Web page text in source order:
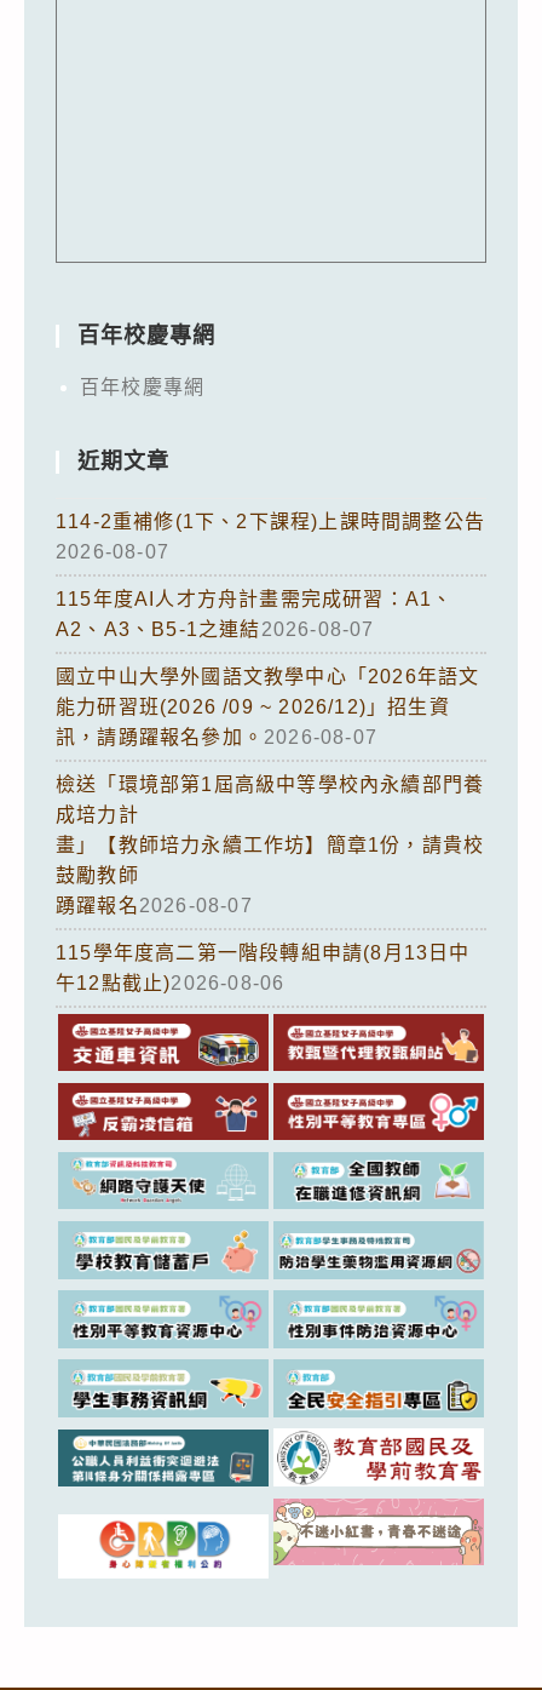
百年校慶專網
百年校慶專網
近期文章
114-2重補修(1下、2下課程)上課時間調整公告
2026-08-07
115年度AI人才方舟計畫需完成研習：A1、
A2、A3、B5-1之連結2026-08-07
國立中山大學外國語文教學中心「2026年語文
能力研習班(2026 /09 ~ 2026/12)」招生資
訊，請踴躍報名參加。 2026-08-07
檢送「環境部第1屆高級中等學校內永續部門養
成培力計
畫」【教師培力永續工作坊】簡章1份，請貴校
鼓勵教師
踴躍報名2026-08-07
115學年度高二第一階段轉組申請(8月13日中
午12點截止)2026-08-06